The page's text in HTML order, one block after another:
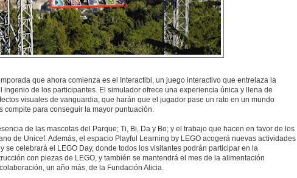
que ahora comienza es el Interactibi, un juego interactivo que entrelaza la
ingenio de los participantes. El simulador ofrece una experiencia única y llena de
visuales de vanguardia, que harán que el jugador pase un rato en un mundo
compite para conseguir la mayor puntuación.
de las mascotas del Parque; Ti, Bi, Da y Bo; y el trabajo que hacen en favor de los
de Unicef. Además, el espacio Playful Learning by LEGO acogerá nuevas actividades
se celebrará el LEGO Day, donde todos los visitantes podrán participar en la
con piezas de LEGO, y también se mantendrá el mes de la alimentación
un año más, de la Fundación Alicia.